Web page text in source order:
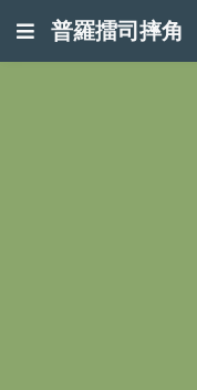
普羅擂司摔角